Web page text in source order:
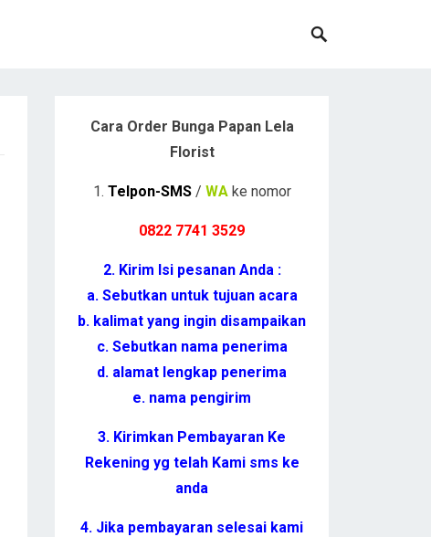
Cara Order Bunga Papan Lela
Florist
1. Telpon-SMS/ WAke nomor
0822 7741 3529
2. Kirim Isi pesanan Anda :
a. Sebutkan untuk tujuan acara
b. kalimat yang ingin disampaikan
c. Sebutkan nama penerima
d. alamat lengkap penerima
e. nama pengirim
3. Kirimkan Pembayaran Ke
Rekening yg telah Kami sms ke
anda
4. Jika pembayaran selesai kami